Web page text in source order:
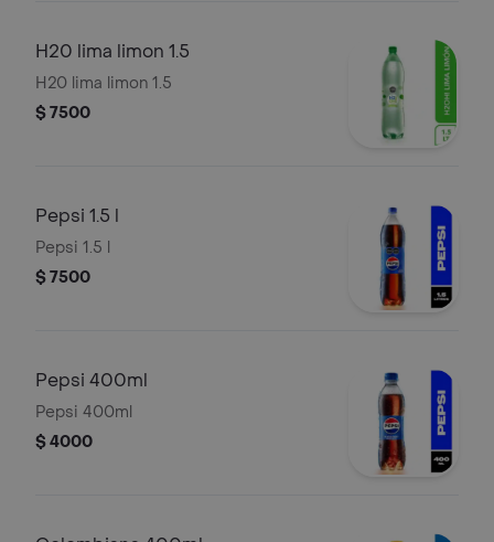
H20 lima limon 1.5
H20 lima limon 1.5
$ 7500
Pepsi 1.5 l
Pepsi 1.5 l
$ 7500
Pepsi 400ml
Pepsi 400ml
$ 4000